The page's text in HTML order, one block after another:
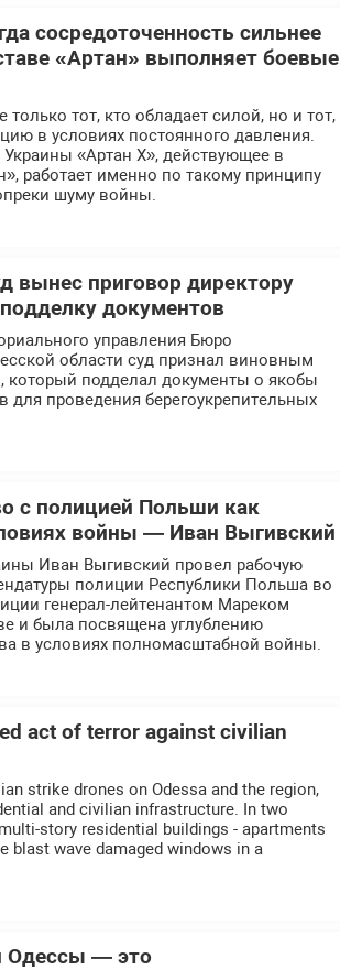
сосредоточенность сильнее
«Артан» выполняет боевые
тот, кто обладает силой, но и тот,
в условиях постоянного давления.
«Артан Х», действующее в
работает именно по такому принципу
шуму войны.
вынес приговор директору
документов
управления Бюро
области суд признал виновным
который подделал документы о якобы
для проведения берегоукрепительных
с полицией Польши как
войны — Иван Выгивский
Иван Выгивский провел рабочую
полиции Республики Польша во
генерал-лейтенантом Мареком
и была посвящена углублению
в условиях полномасштабной войны.
act of terror against civilian
strike drones on Odessa and the region,
and civilian infrastructure. In two
story residential buildings - apartments
blast wave damaged windows in a
Одессы — это